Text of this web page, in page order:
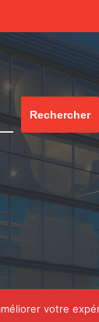
Rechercher
votre